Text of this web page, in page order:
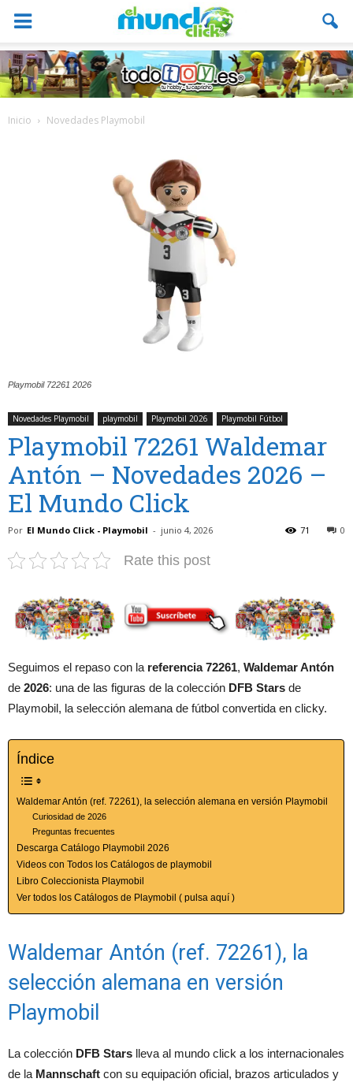
Inicio Novedades Playmobil
Playmobil 72261 2026
Novedades Playmobil playmobil Playmobil 2026 Playmobil Fútbol
Playmobil 72261 Waldemar
Antón – Novedades 2026 –
El Mundo Click
Por El Mundo Click - Playmobil - junio 4, 2026 0
71
Rate this post
Seguimos el repaso con la referencia 72261, Waldemar Antón
de 2026: una de las figuras de la colección DFB Stars de
Playmobil, la selección alemana de fútbol convertida en clicky.
Índice
Waldemar Antón (ref. 72261), la selección alemana en versión Playmobil
Curiosidad de 2026
Preguntas frecuentes
Descarga Catálogo Playmobil 2026
Videos con Todos los Catálogos de playmobil
Libro Coleccionista Playmobil
Ver todos los Catálogos de Playmobil ( pulsa aquí )
Waldemar Antón (ref. 72261), la
selección alemana en versión
Playmobil
La colección DFB Stars lleva al mundo click a los internacionales
de la Mannschaft con su equipación oficial, brazos articulados y